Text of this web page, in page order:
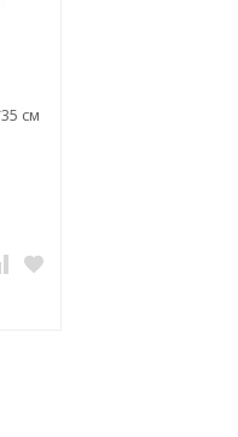
см